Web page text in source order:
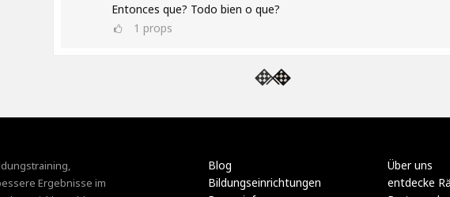
Entonces que? Todo bien o que?
1 props
Ergebnisse im
Blog
Bildungseinrichtungen
Über uns
entdecke